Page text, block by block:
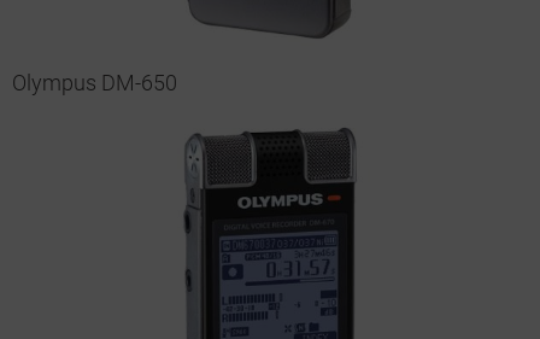
Olympus DM-650